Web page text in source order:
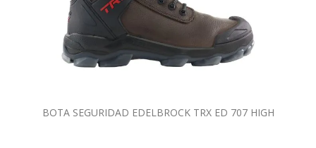
BOTA SEGURIDAD EDELBROCK TRX ED 707 HIGH